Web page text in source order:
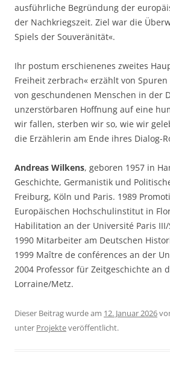
ausführliche Begründung der
der Nachkriegszeit. Ziel war die
Spiels der Souveränität«.
Ihr postum erschienenes zweites
Freiheit zerbrach« erzählt von
von geschundenen Menschen in der
unzerstörbaren Hoffnung auf eine
wir fallen, sterben wir so, wie wir
die Erzählerin am Ende ihres Dialog-
Andreas Wilkens, geboren 1957 in
Geschichte, Germanistik und
Freiburg, Köln und Paris. 1989
Europäischen Hochschulinstitut in
Habilitation an der Université Paris
1990 Mitarbeiter am Deutschen
1999 Maître de conférences an der
2004 Professor für Zeitgeschichte an
Lorraine/Metz.
Dieser Beitrag wurde am 12. Januar 2026
unter Projekteveröffentlicht.